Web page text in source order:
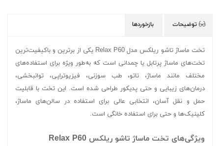
توضیحات بازخوردها
تخت ماساژ تاشو ریلکس مدل Relax P60 یکی از برترین و باکیفیت‌ترین
تخت‌های ماساژ پرتابل یا چمدانی است که به‌طور ویژه برای استفاده‌های
مختلف مانند ماساژ، تاتو، طب سوزنی، فیزیوتراپی، توانبخشی،
درمان‌های زیبایی و حتی پدیکور طراحی شده است. این تخت با قابلیت
حمل و نقل آسان، انتخابی عالی برای استفاده در سالن‌های ماساژ،
کلینیک‌ها و حتی برای استفاده خانگی است.
ویژگی‌های تخت ماساژ تاشو ریلکس Relax P60